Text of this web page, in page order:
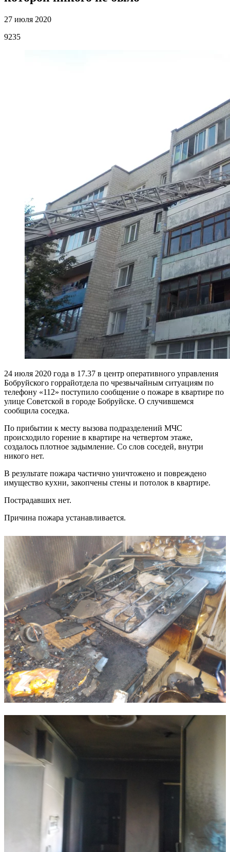
27 июля 2020
9235
24 июля 2020 года в 17.37 в центр оперативного управления
Бобруйского горрайотдела по чрезвычайным ситуациям по
телефону «112» поступило сообщение о пожаре в квартире по
улице Советской в городе Бобруйске. О случившемся
сообщила соседка.
По прибытии к месту вызова подразделений МЧС
происходило горение в квартире на четвертом этаже,
создалось плотное задымление. Со слов соседей, внутри
никого нет.
В результате пожара частично уничтожено и повреждено
имущество кухни, закопчены стены и потолок в квартире.
Пострадавших нет.
Причина пожара устанавливается.